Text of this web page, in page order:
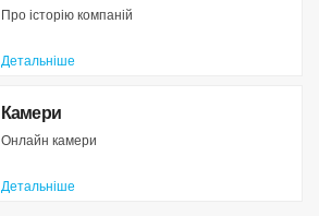
Про історію компаній
Детальніше
Камери
Онлайн камери
Детальніше